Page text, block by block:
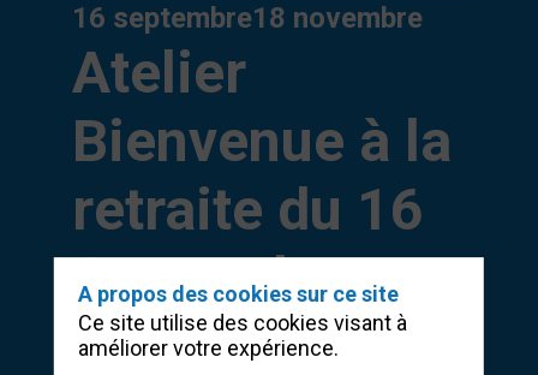
16 septembre18 novembre
Atelier
Bienvenue à la
retraite du 16
Septembre au
18 Novembre
A propos des cookies sur ce site
Ce site utilise des cookies visant à
améliorer votre expérience.